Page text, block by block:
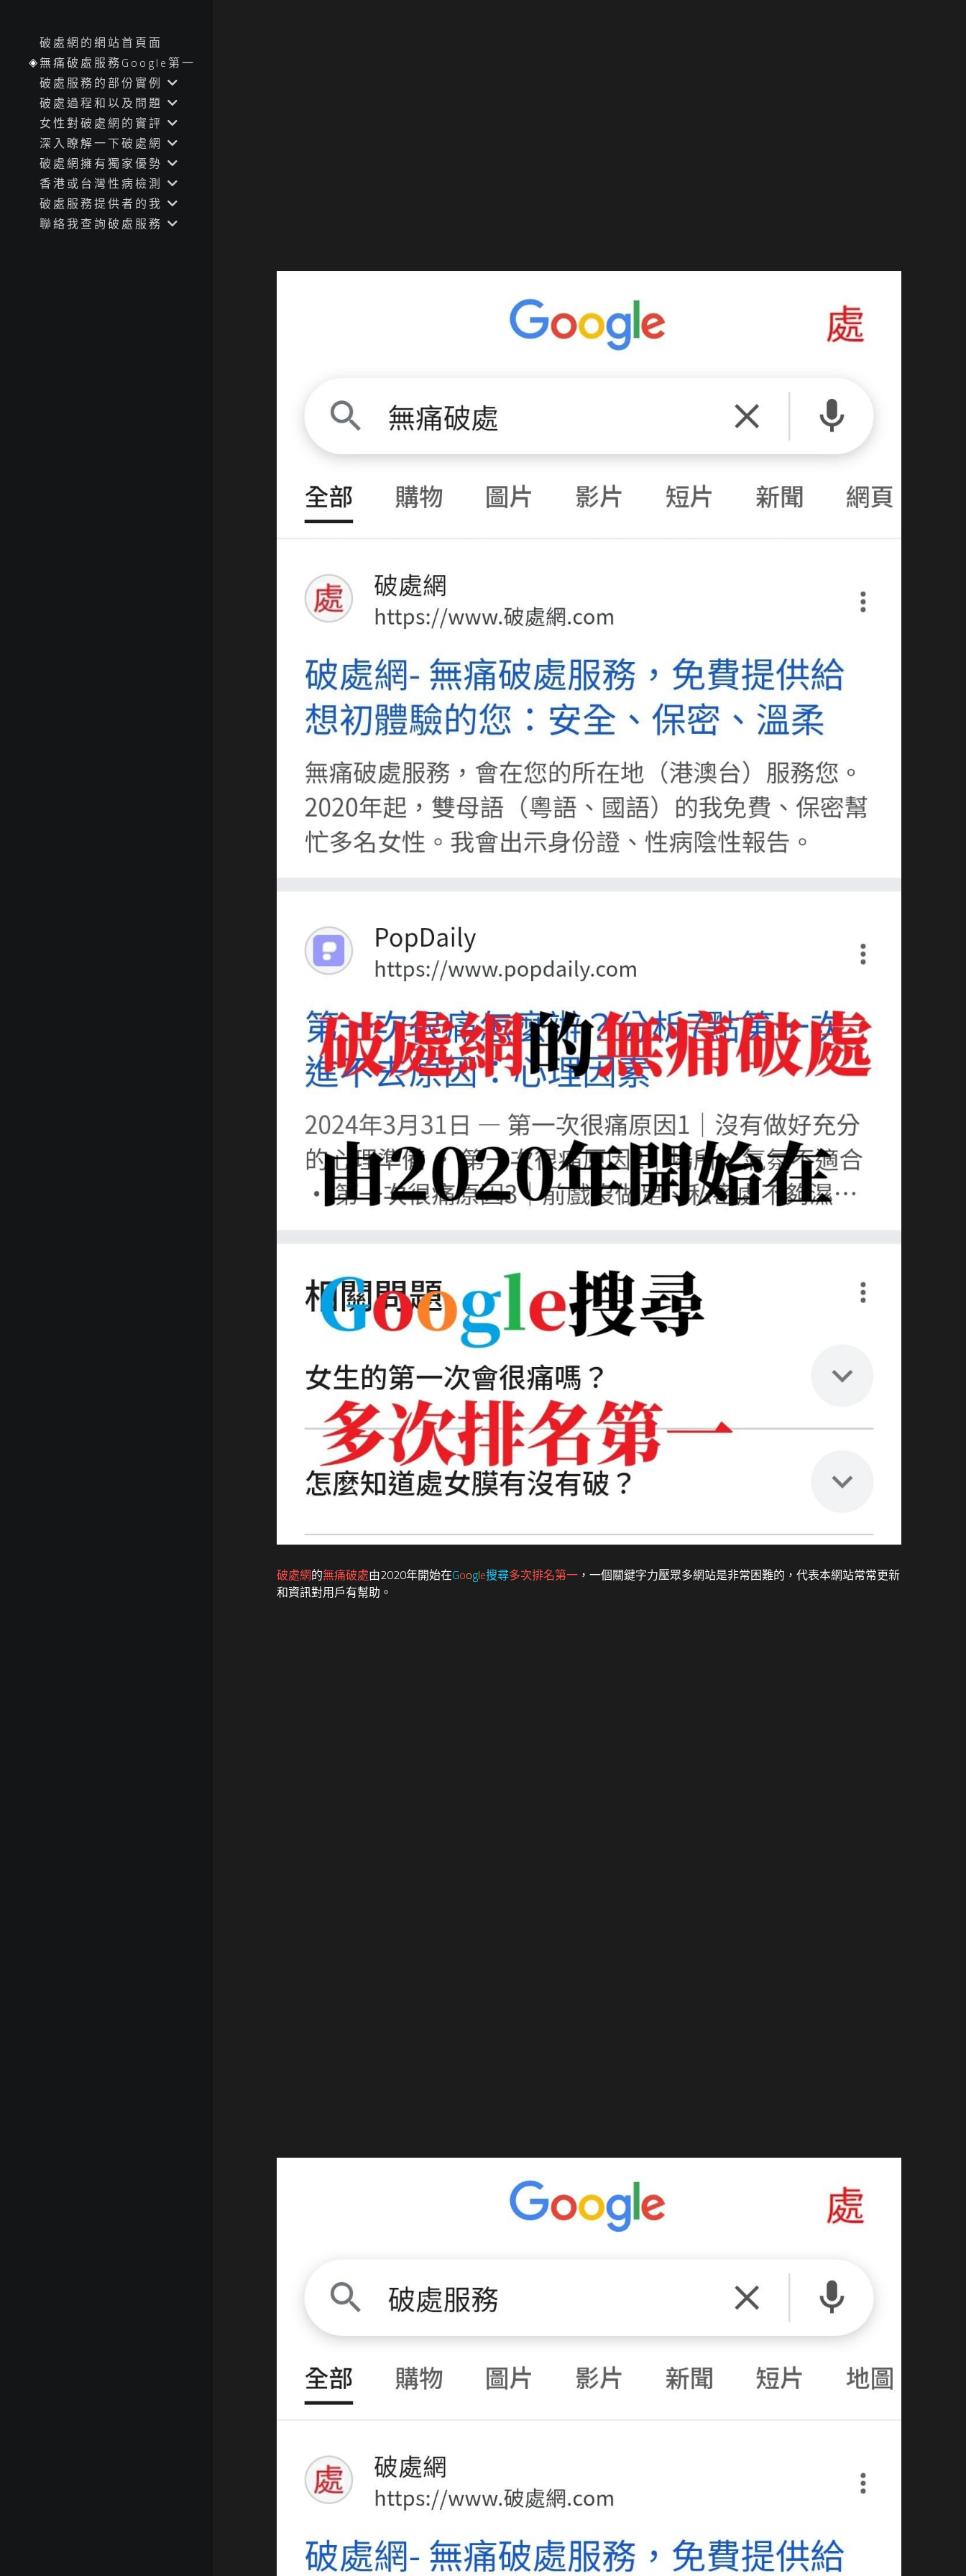
破處網的網站首頁面
無痛破處服務Google第一
破處服務的部份實例
破處過程和以及問題
女性對破處網的實評
深入瞭解一下破處網
破處網擁有獨家優勢
香港或台灣性病檢測
破處服務提供者的我
聯絡我查詢破處服務
破處網的無痛破處由2020年開始在Google搜尋多次排名第一，一個關鍵字力壓眾多網站是非常困難的，代表本網站常常更新
和資訊對用戶有幫助。